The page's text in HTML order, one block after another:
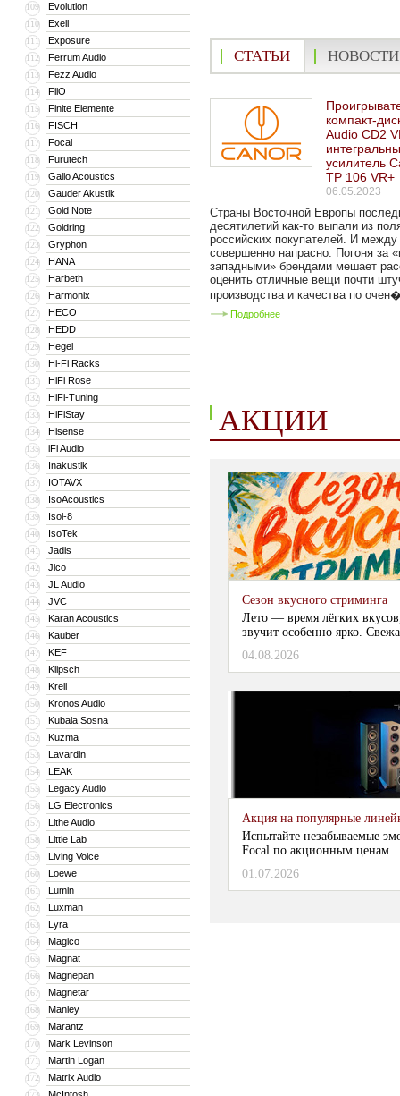
109 Evolution
110 Exell
111 Exposure
112 Ferrum Audio
113 Fezz Audio
114 FiiO
115 Finite Elemente
116 FISCH
117 Focal
118 Furutech
119 Gallo Acoustics
120 Gauder Akustik
121 Gold Note
122 Goldring
123 Gryphon
124 HANA
125 Harbeth
126 Harmonix
127 HECO
128 HEDD
129 Hegel
130 Hi-Fi Racks
131 HiFi Rose
132 HiFi-Tuning
133 HiFiStay
134 Hisense
135 iFi Audio
136 Inakustik
137 IOTAVX
138 IsoAcoustics
139 Isol-8
140 IsoTek
141 Jadis
142 Jico
143 JL Audio
144 JVC
145 Karan Acoustics
146 Kauber
147 KEF
148 Klipsch
149 Krell
150 Kronos Audio
151 Kubala Sosna
152 Kuzma
153 Lavardin
154 LEAK
155 Legacy Audio
156 LG Electronics
157 Lithe Audio
158 Little Lab
159 Living Voice
160 Loewe
161 Lumin
162 Luxman
163 Lyra
164 Magico
165 Magnat
166 Magnepan
167 Magnetar
168 Manley
169 Marantz
170 Mark Levinson
171 Martin Logan
172 Matrix Audio
СТАТЬИ НОВОСТИ
компакт-
Audio CD2
усилитель
TP 106 VR+
06.05.2023
Страны Восточной Европы
десятилетий как-то выпали из
российских покупателей. И
совершенно напрасно. Погоня за
западными» брендами мешает
оценить отличные вещи почти
производства и качества по
Подробнее
АКЦИИ
Сезон вкусного стриминга
Лето — время лёгких
звучит особенно ярко.
04.08.2026
Акция на популярные
Испытайте незабываемые
Focal по акционным
01.07.2026